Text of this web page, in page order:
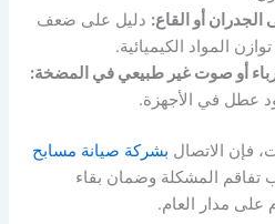
أو القاع: دليل على ضعف
المواد الكيميائية.
أو صوت غير طبيعي في المضخة:
عطل في الأجهزة.
فإن الاتصال بشركة صيانة مسابح
تفاقم المشكلة وضمان بقاء
على مدار العام.